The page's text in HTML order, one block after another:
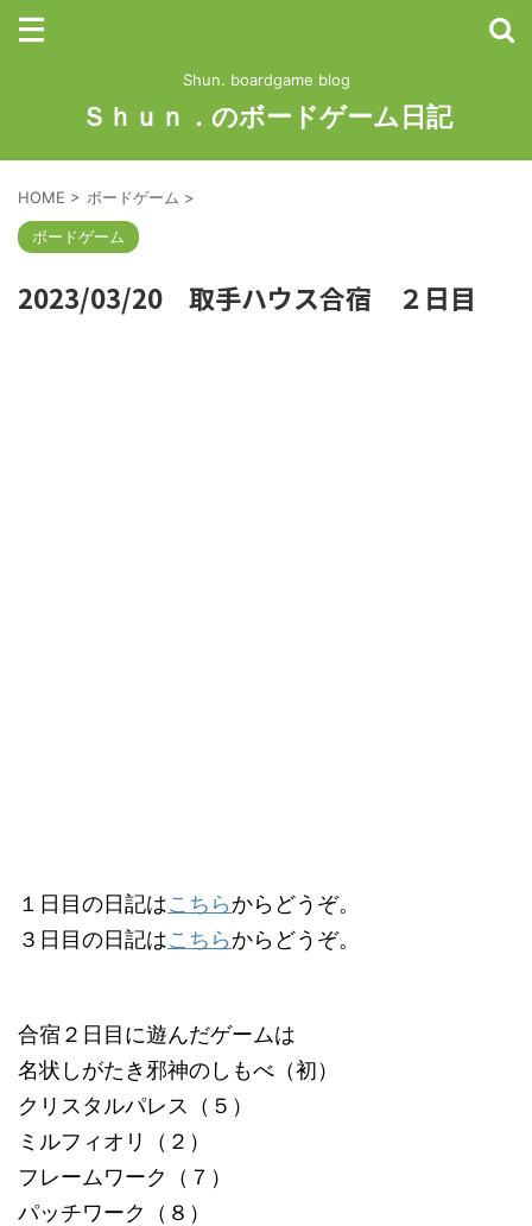
Shun. boardgame blog
Ｓｈｕｎ．のボードゲーム日記
HOME > ボードゲーム >
ボードゲーム
2023/03/20 取手ハウス合宿 ２日目
１日目の日記はこちらからどうぞ。
３日目の日記はこちらからどうぞ。
合宿２日目に遊んだゲームは
名状しがたき邪神のしもべ（初）
クリスタルパレス（５）
ミルフィオリ（２）
フレームワーク（７）
パッチワーク（８）